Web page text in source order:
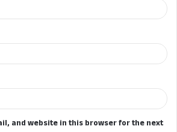
and website in this browser for the next